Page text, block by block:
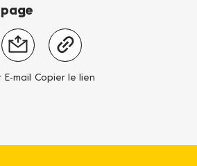
E-mail Copier le lien